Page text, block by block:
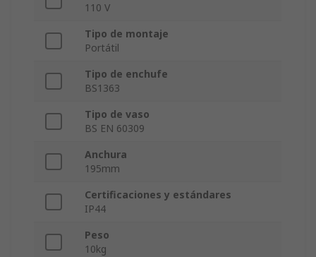
110 V
Tipo de montaje
Portátil
Tipo de enchufe
BS1363
Tipo de vaso
BS EN 60309
Anchura
195mm
Certificaciones y estándares
IP44
Peso
10kg